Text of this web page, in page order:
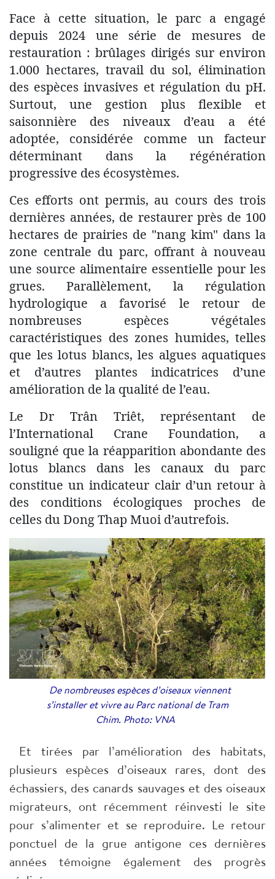
Face à cette situation, le parc a engagé
depuis 2024 une série de mesures de
restauration : brûlages dirigés sur environ
1.000 hectares, travail du sol, élimination
des espèces invasives et régulation du pH.
Surtout, une gestion plus flexible et
saisonnière des niveaux d’eau a été
adoptée, considérée comme un facteur
déterminant dans la régénération
progressive des écosystèmes.
Ces efforts ont permis, au cours des trois
dernières années, de restaurer près de 100
hectares de prairies de "nang kim" dans la
zone centrale du parc, offrant à nouveau
une source alimentaire essentielle pour les
grues. Parallèlement, la régulation
hydrologique a favorisé le retour de
nombreuses espèces végétales
caractéristiques des zones humides, telles
que les lotus blancs, les algues aquatiques
et d’autres plantes indicatrices d’une
amélioration de la qualité de l’eau.
Le Dr Trân Triêt, représentant de
l’International Crane Foundation, a
souligné que la réapparition abondante des
lotus blancs dans les canaux du parc
constitue un indicateur clair d’un retour à
des conditions écologiques proches de
celles du Dong Thap Muoi d’autrefois.
De nombreuses espèces d’oiseaux viennent
s’installer et vivre au Parc national de Tram
Chim. Photo: VNA
Et tirées par l’amélioration des habitats,
plusieurs espèces d’oiseaux rares, dont des
échassiers, des canards sauvages et des oiseaux
migrateurs, ont récemment réinvesti le site
pour s’alimenter et se reproduire. Le retour
ponctuel de la grue antigone ces dernières
années témoigne également des progrès